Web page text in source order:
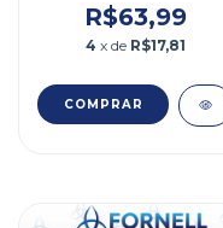
R$63,99
4 x de R$17,81